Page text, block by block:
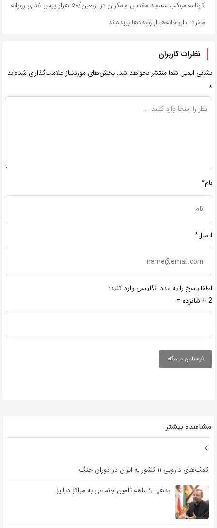
کارنامه موکب مسجد مقدس جمکران در اربعین/۵۰ هزار پرس غذای روزانه
منفرد: داروخانه‌ها از وعده‌ها بریده‌اند
نظرات کاربران
نشانی ایمیل شما منتشر نخواهد شد. بخش‌های موردنیاز علامت‌گذاری شده‌اند
*
نام*
ایمیل*
لطفا پاسخ را به عدد انگلیسی وارد کنید:
2 + شانزده =
مشاهده بیشتر
کمک‌های دارویی ۱۱ کشور به ایران در دوران جنگ
بدهی ۹ ماهه تأمین‌اجتماعی به مراکز دیالیز